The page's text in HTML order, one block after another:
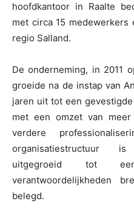
hoofdkantoor in Raalte
met circa 15
regio Salland.
De onderneming, in 2011
groeide na de instap van
jaren uit tot een
met een omzet van
verdere
organisatiestructuur
uitgegroeid tot
verantwoordelijkheden
belegd.